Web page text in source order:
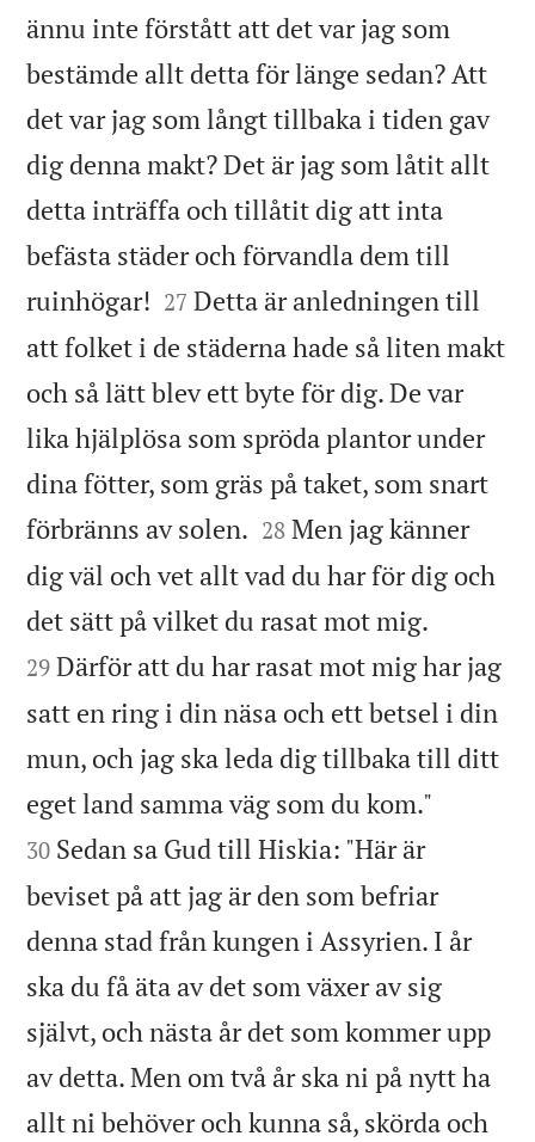
ännu inte förstått att det var jag som
bestämde allt detta för länge sedan? Att
det var jag som långt tillbaka i tiden gav
dig denna makt? Det är jag som låtit allt
detta inträffa och tillåtit dig att inta
befästa städer och förvandla dem till
ruinhögar! 

27 Detta är anledningen till
att folket i de städerna hade så liten makt
och så lätt blev ett byte för dig. De var
lika hjälplösa som spröda plantor under
dina fötter, som gräs på taket, som snart
förbränns av solen. 

28 Men jag känner
dig väl och vet allt vad du har för dig och
det sätt på vilket du rasat mot mig.
29 Därför att du har rasat mot mig har jag
satt en ring i din näsa och ett betsel i din
mun, och jag ska leda dig tillbaka till ditt
eget land samma väg som du kom."
30 Sedan sa Gud till Hiskia: "Här är
beviset på att jag är den som befriar
denna stad från kungen i Assyrien. I år
ska du få äta av det som växer av sig
självt, och nästa år det som kommer upp
av detta. Men om två år ska ni på nytt ha
allt ni behöver och kunna så, skörda och